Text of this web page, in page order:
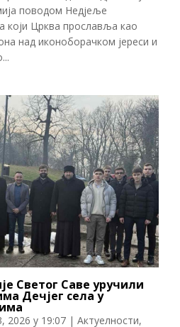
поводом Недјеље
који Црква прославља као
над иконоборачком јереси и
Светог Саве уручили
Дечјег села у
2026 у 19:07 | Актуелности,